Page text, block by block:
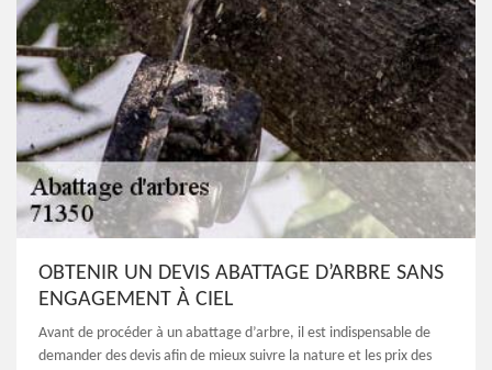
OBTENIR UN DEVIS ABATTAGE D’ARBRE SANS
ENGAGEMENT À CIEL
Avant de procéder à un abattage d’arbre, il est indispensable de
demander des devis afin de mieux suivre la nature et les prix des